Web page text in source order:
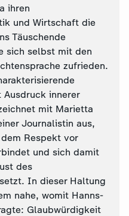
ihren
und Wirtschaft die
Täuschende
sich selbst mit den
zufrieden.
innerer
mit Marietta
Journalistin aus,
Respekt vor
und sich damit
des
In dieser Haltung
nahe, womit Hanns-
Glaubwürdigkeit